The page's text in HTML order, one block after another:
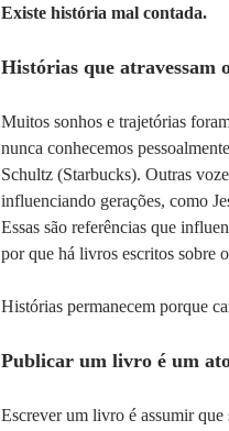
Existe história mal contada.
Histórias que atravessam
Muitos sonhos e trajetórias
nunca conhecemos
Schultz (Starbucks). Outras
influenciando gerações, como
Essas são referências que
por que há livros escritos sobre
Histórias permanecem porque
Publicar um livro é um
Escrever um livro é assumir que